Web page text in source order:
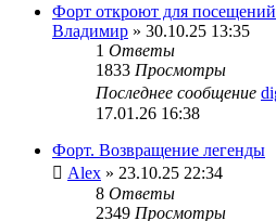
Форт откроют для
Владимир » 30.10.25 13:35
1 Ответы
1833 Просмотры
Последнее сообщение
17.01.26 16:38
Форт. Возвращение легенды
Alex » 23.10.25 22:34
8 Ответы
2349 Просмотры